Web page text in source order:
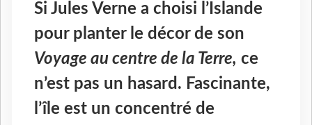
Si Jules Verne a choisi l’Islande
pour planter le décor de son
Voyage au centre de la Terre, ce
n’est pas un hasard. Fascinante,
l’île est un concentré de